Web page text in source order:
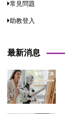
常見問題
助教登入
最新消息